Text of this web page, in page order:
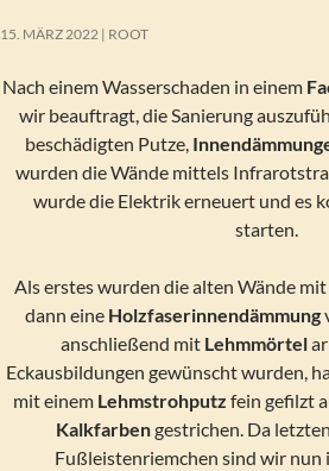
15. MÄRZ 2022 ROOT
Nach einem Wasserschaden in einem
wir beauftragt, die Sanierung
beschädigten Putze,
wurden die Wände mittels
wurde die Elektrik erneuert und es
starten.
Als erstes wurden die alten Wände mit
dann eine Holzfaserinnendämmung
anschließend mit Lehmmörtel
Eckausbildungen gewünscht wurden,
mit einem Lehmstrohputz fein gefilzt
Kalkfarbengestrichen. Da
Fußleistenriemchen sind wir nun